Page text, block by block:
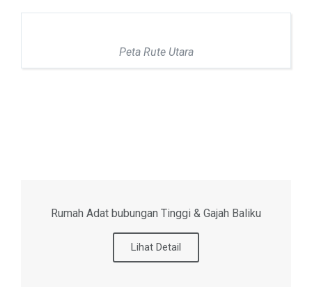
Peta Rute Utara
Rumah Adat bubungan Tinggi & Gajah Baliku
Lihat Detail